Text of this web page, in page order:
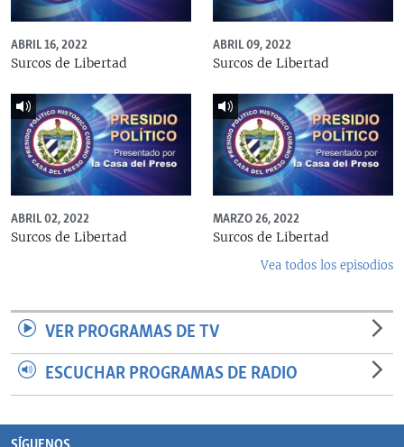
ABRIL 16, 2022
Surcos de Libertad
ABRIL 09, 2022
Surcos de Libertad
ABRIL 02, 2022
Surcos de Libertad
MARZO 26, 2022
Surcos de Libertad
Vea todos los episodios
VER PROGRAMAS DE TV
ESCUCHAR PROGRAMAS DE RADIO